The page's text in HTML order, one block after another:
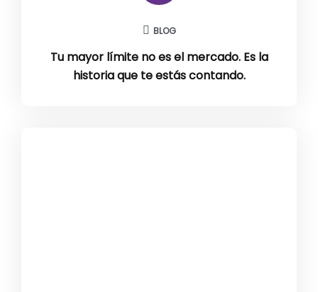
BLOG
Tu mayor límite no es el mercado. Es la
historia que te estás contando.